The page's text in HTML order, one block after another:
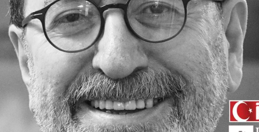
Saadete Geçiş
Mutlulukladır
UĞUR CANBOLAT
FUKARALIK
boyumuzu aşıyordu.
Günlük nafakasını
çıkarmak için hasat…